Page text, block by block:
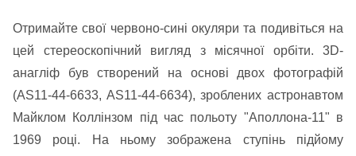
Отримайте свої червоно-сині окуляри та подивіться на
цей стереоскопічний вигляд з місячної орбіти. 3D-
анагліф був створений на основі двох фотографій
(AS11-44-6633, AS11-44-6634), зроблених астронавтом
Майклом Коллінзом під час польоту "Аполлона-11" в
1969 році. На ньому зображена ступінь підйому